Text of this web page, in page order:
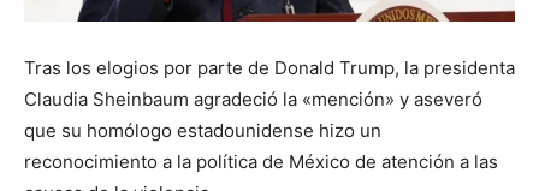
Tras los elogios por parte de Donald Trump, la presidenta
Claudia Sheinbaum agradeció la «mención» y aseveró
que su homólogo estadounidense hizo un
reconocimiento a la política de México de atención a las